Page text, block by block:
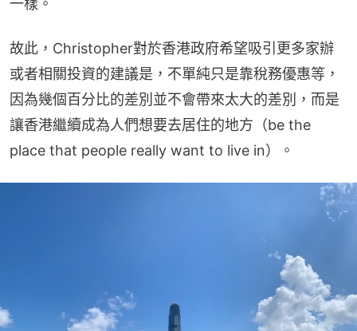
一樣。
故此，Christopher對於香港政府希望吸引更多家辦
或者相關投資的建議是，不單純只是靠稅務優惠等，
因為幾個百分比的差別並不會帶來太大的差別，而是
讓香港繼續成為人們想要去居住的地方（be the
place that people really want to live in）。